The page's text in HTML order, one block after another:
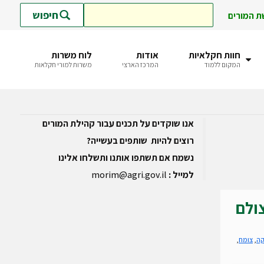
חיפוש המורים
חוות חקלאיות
המקום ללמוד
אודות
המרכז הארצי
לוח משרות
משרות למורי חקלאות
,צומח,
אנו שוקדים על תכנים עבור קהילת המורים
רוצים להיות שותפים בעשייה?
נשמח אם תשתפו אותנו ותשלחו אלינו
למייל : morim@agri.gov.il